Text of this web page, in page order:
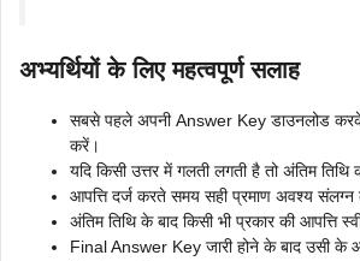
अभ्यर्थियों के लिए महत्वपूर्ण सलाह
सबसे पहले अपनी Answer Key डाउनलोड करके
करें।
यदि किसी उत्तर में गलती लगती है तो अंतिम
आपत्ति दर्ज करते समय सही प्रमाण अवश्य संलग्न
अंतिम तिथि के बाद किसी भी प्रकार की आपत्ति
Final Answer Key जारी होने के बाद उसी के